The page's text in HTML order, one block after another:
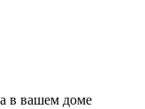
в вашем доме